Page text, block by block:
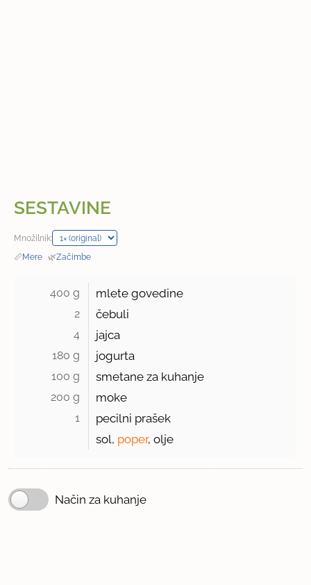
SESTAVINE
Množilnik:
📏Mere · 🌿Začimbe
400 g mlete govedine
2 čebuli
4 jajca
180 g jogurta
100 g smetane za kuhanje
200 g moke
1
pecilni prašek
sol, poper, olje
Način za kuhanje